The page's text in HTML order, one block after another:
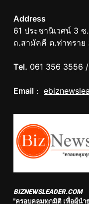
Address
61 ประชานิเวศน์ 3
ถ.สามัคคี ต.ท่าทราย
Tel. 061 356 3556 /
Email :
BIZNEWSLEADER.COM
"ครอบคลุมทุกมิติ เพื่อผู้นำ